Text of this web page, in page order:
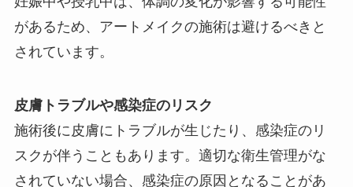
があるため、アートメイクの施術は避けるべきと
されています。
皮膚トラブルや感染症のリスク
施術後に皮膚にトラブルが生じたり、感染症のリ
スクが伴うこともあります。適切な衛生管理がな
されていない場合、感染症の原因となることがあ